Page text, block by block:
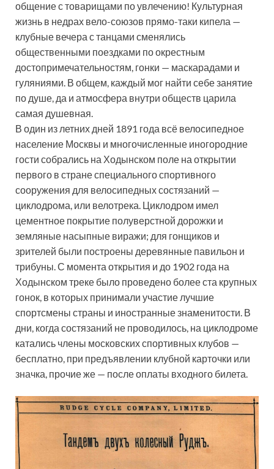
общение с товарищами по увлечению! Культурная
жизнь в недрах вело-союзов прямо-таки кипела —
клубные вечера с танцами сменялись
общественными поездками по окрестным
достопримечательностям, гонки — маскарадами и
гуляниями. В общем, каждый мог найти себе занятие
по душе, да и атмосфера внутри обществ царила
самая душевная.
В один из летних дней 1891 года всё велосипедное
население Москвы и многочисленные иногородние
гости собрались на Ходынском поле на открытии
первого в стране специального спортивного
сооружения для велосипедных состязаний —
циклодрома, или велотрека. Циклодром имел
цементное покрытие полуверстной дорожки и
земляные насыпные виражи; для гонщиков и
зрителей были построены деревянные павильон и
трибуны. С момента открытия и до 1902 года на
Ходынском треке было проведено более ста крупных
гонок, в которых принимали участие лучшие
спортсмены страны и иностранные знаменитости. В
дни, когда состязаний не проводилось, на циклодроме
катались члены московских спортивных клубов —
бесплатно, при предъявлении клубной карточки или
значка, прочие же — после оплаты входного билета.